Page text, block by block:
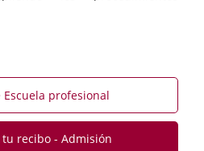
Escuela profesional
tu recibo - Admisión